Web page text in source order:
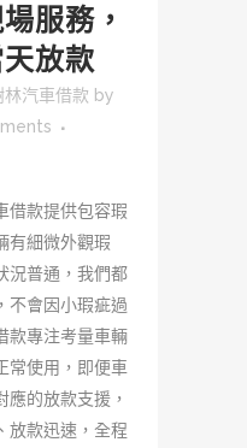
服務，
放款
林汽車借款 by
借款提供包容瑕
有細微外觀瑕
況普通，我們都
不會因小瑕疵過
款專注考量車輛
常使用，即便車
應的放款支援，
放款迅速，全程